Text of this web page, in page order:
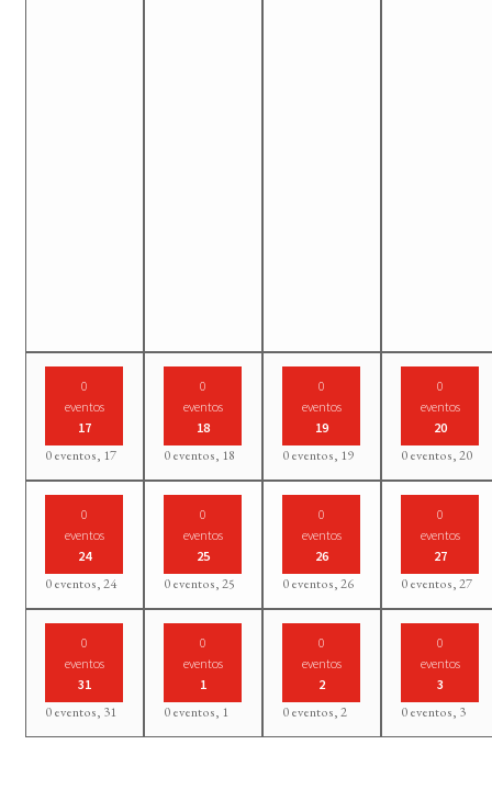
0
eventos
17
0 eventos, 17
0
eventos
18
0 eventos, 18
0
eventos
19
0 eventos, 19
0
eventos
20
0 eventos,20
0
eventos
24
0 eventos,24
0
eventos
25
0 eventos,25
0
eventos
26
0 eventos,26
0
eventos
27
0 eventos,27
0
eventos
31
0 eventos, 31
0
eventos
1
0 eventos, 1
0
eventos
2
0 eventos,2
0
eventos
3
0 eventos, 3